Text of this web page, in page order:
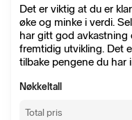
Det er viktig at du er
øke og minke i verdi.
har gitt god
fremtidig utvikling. Det
tilbake pengene du har
Nøkkeltall
Total pris